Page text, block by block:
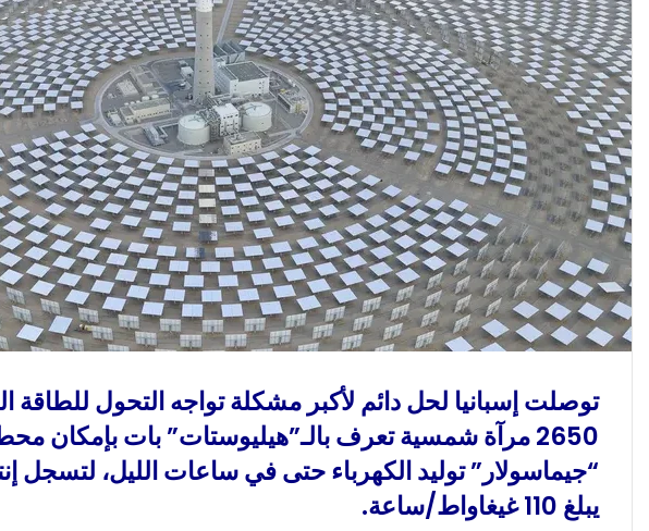
ك
ت
ر
و
ن
ي
ا
توصلت إسبانيا لحل دائم لأكبر مشكلة تواجه التحول للطاقة
2650 مرآة شمسية تعرف بالـ”هيليوستات” بات بإمكان
“جيماسولار” توليد الكهرباء حتى في ساعات الليل، لتسجل
يبلغ 110 غيغاواط/ساعة.